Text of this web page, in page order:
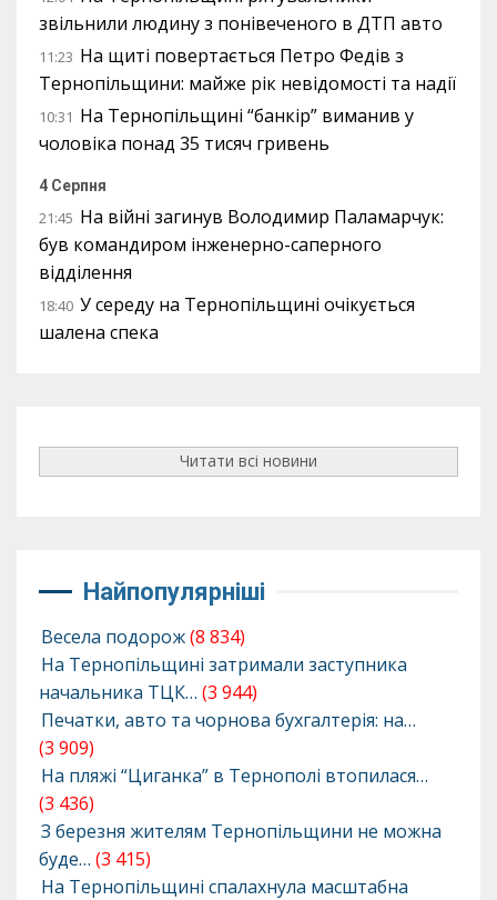
звільнили людину з понівеченого в ДТП авто
11:23 На щиті повертається Петро Федів з
Тернопільщини: майже рік невідомості та надії
10:31 На Тернопільщині “банкір” виманив у
чоловіка понад 35 тисяч гривень
4 Серпня
21:45 На війні загинув Володимир Паламарчук:
був командиром інженерно-саперного
відділення
18:40 У середу на Тернопільщині очікується
шалена спека
Читати всі новини
Найпопулярніші
Весела подорож(8 834)
На Тернопільщині затримали заступника
начальника ТЦК… (3 944)
Печатки, авто та чорнова бухгалтерія: на…
(3 909)
На пляжі “Циганка” в Тернополі втопилася…
(3 436)
З березня жителям Тернопільщини не можна
буде… (3 415)
На Тернопільщині спалахнула масштабна